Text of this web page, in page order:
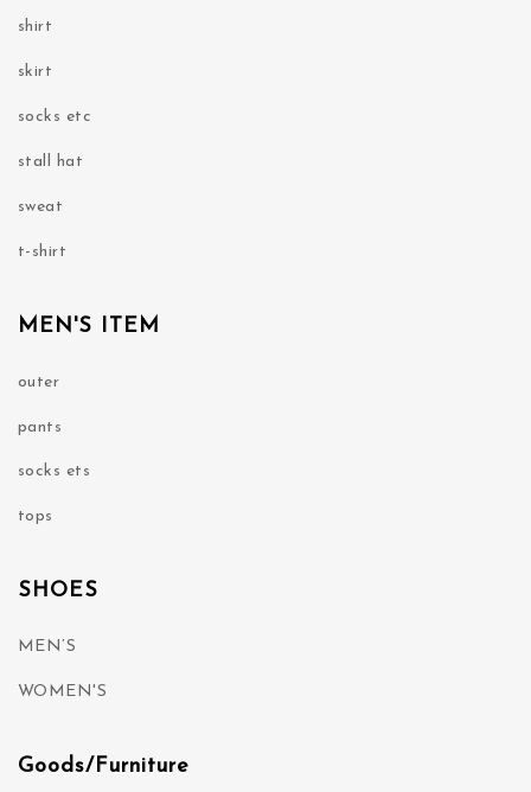
shirt
skirt
socks etc
stall hat
sweat
t-shirt
MEN'S ITEM
outer
pants
socks ets
tops
SHOES
MEN’S
WOMEN'S
Goods/Furniture